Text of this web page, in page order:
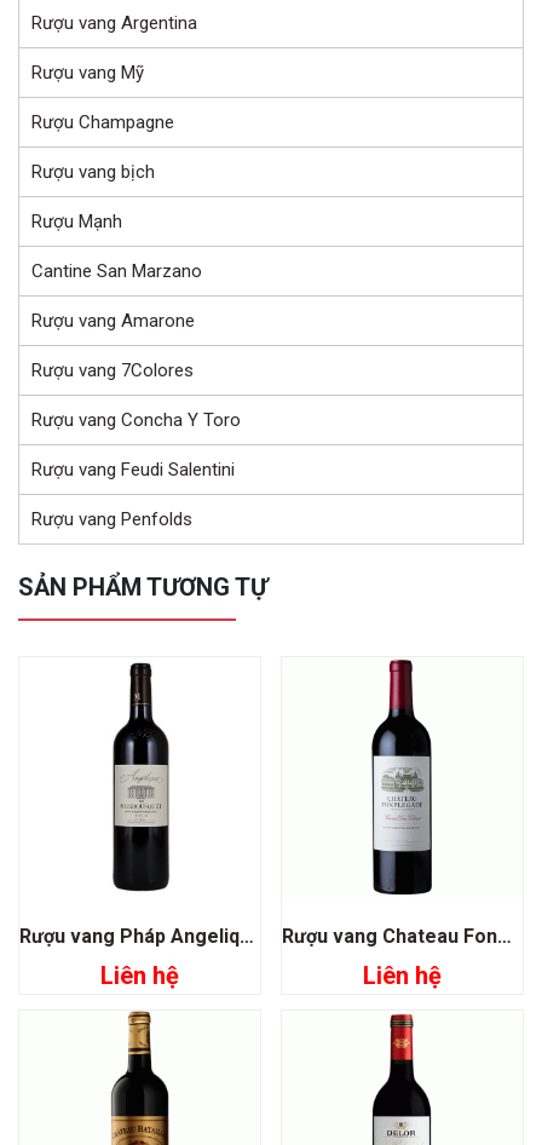
Rượu vang Argentina
Rượu vang Mỹ
Rượu Champagne
Rượu vang bịch
Rượu Mạnh
Cantine San Marzano
Rượu vang Amarone
Rượu vang 7Colores
Rượu vang Concha Y Toro
Rượu vang Feudi Salentini
Rượu vang Penfolds
SẢN PHẨM TƯƠNG TỰ
Rượu vang Pháp Angelique de Monbousquet
Liên hệ
Rượu vang Chateau Fonplegade Grand Cru Classe
Liên hệ